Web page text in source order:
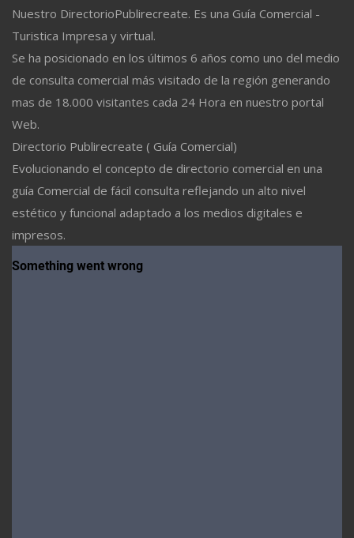
Nuestro DirectorioPublirecreate. Es una Guía Comercial -
Turistica Impresa y virtual.
Se ha posicionado en los últimos 6 años como uno del medio
de consulta comercial más visitado de la región generando
mas de 18.000 visitantes cada 24 Hora en nuestro portal
Web.
Directorio Publirecreate ( Guía Comercial)
Evolucionando el concepto de directorio comercial en una
guía Comercial de fácil consulta reflejando un alto nivel
estético y funcional adaptado a los medios digitales e
impresos.